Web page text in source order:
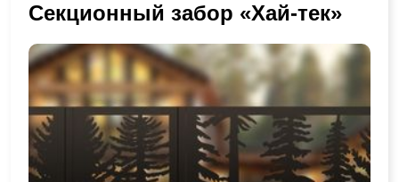
Секционный забор «Хай-тек»